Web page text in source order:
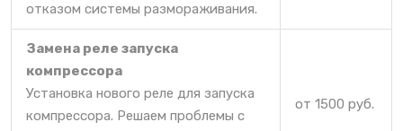
отказом системы размораживания.
Замена реле запуска
компрессора
Установка нового реле для запуска
компрессора. Решаем проблемы с
от 1500 руб.